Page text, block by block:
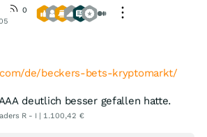
0
de/beckers-bets-kryptomarkt/
deutlich besser gefallen hatte.
R - I | 1.100,42 €